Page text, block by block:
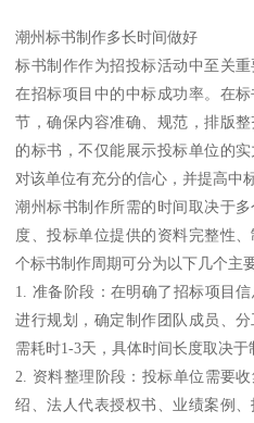
潮州标书制作多长时间做好
标书制作作为招投标活动中至关
在招标项目中的中标成功率。在
节，确保内容准确、规范，排版
的标书，不仅能展示投标单位的
对该单位有充分的信心，并提高中
潮州标书制作所需的时间取决于
度、投标单位提供的资料完整性
个标书制作周期可分为以下几个主
1. 准备阶段：在明确了招标项目
进行规划，确定制作团队成员、
需耗时1-3天，具体时间长度取决于
2. 资料整理阶段：投标单位需要
绍、法人代表授权书、业绩案例